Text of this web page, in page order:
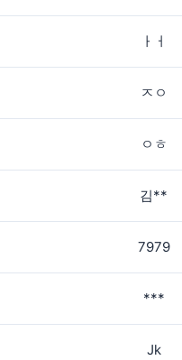
ㅏㅓ
ㅈㅇ
ㅇㅎ
김**
7979
***
Jk